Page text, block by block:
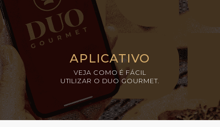
APLICATIVO
VEJA COMO É FÁCIL
UTILIZAR O DUO GOURMET.